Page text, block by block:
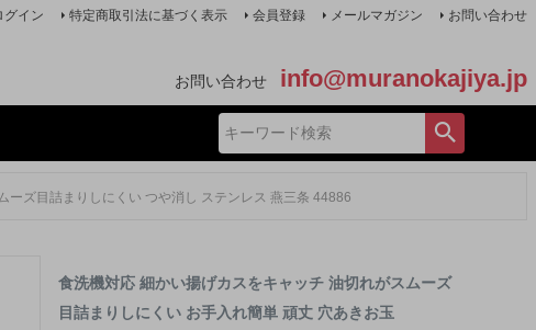
グイン 特定商取引法に基づく表示 会員登録 メールマガジン お問い合わせ
お問い合わせ info@muranokajiya.jp
ーズ目詰まりしにくい つや消し ステンレス 燕三条 44886
食洗機対応 細かい揚げカスをキャッチ 油切れがスムーズ
目詰まりしにくい お手入れ簡単 頑丈 穴あきお玉